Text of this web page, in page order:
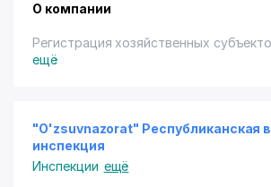
О компании
Регистрация хозяйственных
ещё
"O'zsuvnazorat" Республиканская
инспекция
Инспекции ещё